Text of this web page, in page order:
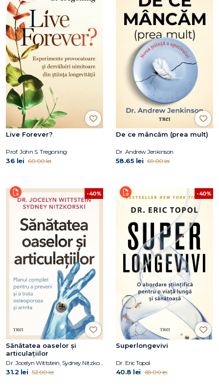
Live Forever?
Prof. John S. Tregoning
36 lei 60.00 lei
De ce mâncăm (prea mult)
Dr. Andrew Jenkinson
58.65 lei 69.00 lei
-40%
Sănătatea oaselor și
articulațiilor
Dr. Jocelyn Wittstein, Sydney Nitzkorski
31.2 lei 52.00 lei
-40%
Superlongevivi
Dr. Eric Topol
40.8 lei 68.00 lei